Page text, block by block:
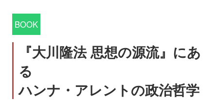
BOOK
『大川隆法 思想の源流』にあ
る
ハンナ・アレントの政治哲学